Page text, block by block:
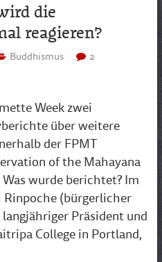
die
reagieren?
Buddhismus
2
Week zwei
über weitere
der FPMT
of the Mahayana
wurde berichtet? Im
(bürgerlicher
langjähriger Präsident und
College in Portland,